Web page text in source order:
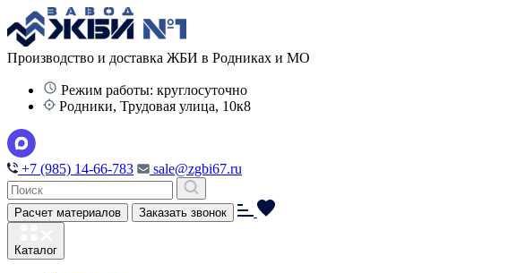
Производство и доставка ЖБИ в Родниках и МО
Режим работы: круглосуточно
Родники, Трудовая улица, 10к8
+7 (985) 14-66-783 sale@zgbi67.ru
Расчет материалов Заказать звонок
Каталог